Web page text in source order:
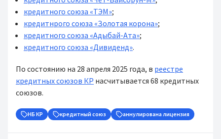
кредитного союза «ТЭМ»;
кредитнрого союза «Золотая корона»;
кредитного союза «Адыбай-Ата»;
кредитного союза «Дивиденд».
По состоянию на 28 апреля 2025 года, в реестре
кредитных союзов КР насчитывается 68 кредитных
союзов.
НБ КР кредитный союз аннулирована лицензия